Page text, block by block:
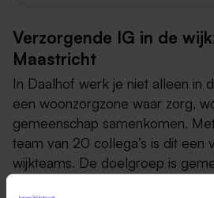
Verzorgende IG in de
Maastricht
In Daalhof werk je niet alleen in
een woonzorgzone waar zorg,
gemeenschap samenkomen.
team van 20 collega’s is dit een
wijkteams. De doelgroep is